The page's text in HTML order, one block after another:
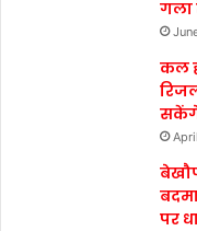
गला
कल
पर